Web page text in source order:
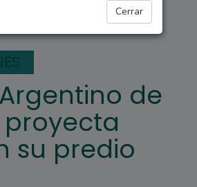
Cerrar
de
proyecta
su predio